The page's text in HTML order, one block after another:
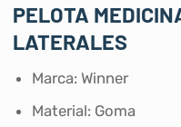
PELOTA
LATERALES
Marca: Winner
Material: Goma